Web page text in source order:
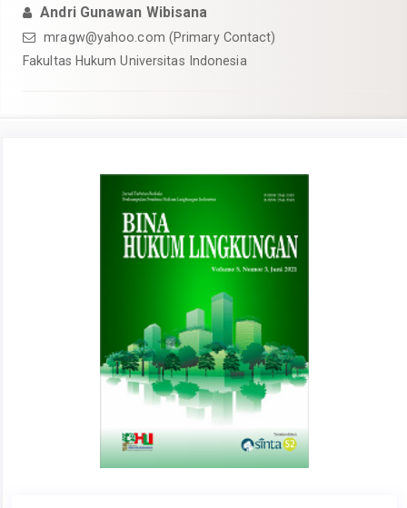
Andri Gunawan Wibisana
mragw@yahoo.com (Primary Contact)
Fakultas Hukum Universitas Indonesia